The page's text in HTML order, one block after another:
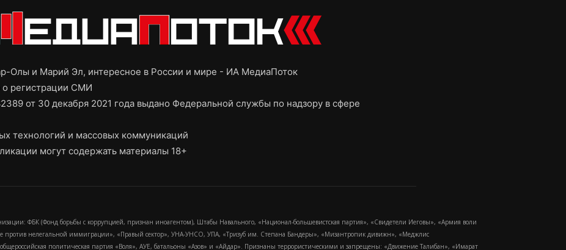
Олы и Марий Эл, интересное в России и мире - ИА МедиаПоток
о регистрации СМИ
от 30 декабря 2021 года выдано Федеральной службы по надзору в сфере
технологий и массовых коммуникаций
могут содержать материалы 18+
ФБК (Фонд борьбы с коррупцией, признан иноагентом), Штабы Навального, «Национал-большевистская партия», «Свидетели Иеговы», «Армия воли
против нелегальной иммиграции», «Правый сектор», УНА-УНСО, УПА, «Тризуб им. Степана Бандеры», «Мизантропик дивижн», «Меджлис
общероссийская политическая партия «Воля», АУЕ, батальоны «Азов» и «Айдар». Признаны террористическими и запрещены: «Движение Талибан», «Имарат